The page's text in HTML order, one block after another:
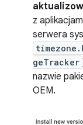
z
serwera
geTracker
nazwie
OEM.